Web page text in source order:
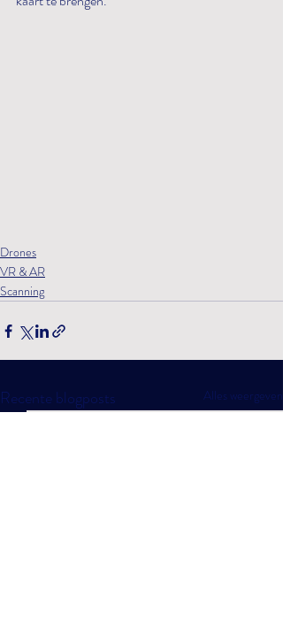
Drones
VR & AR
Scanning
Recente blogposts Alles weergeven